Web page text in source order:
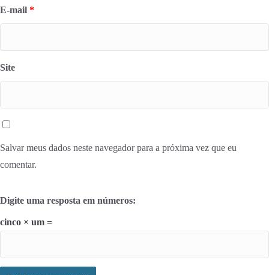
E-mail *
Site
Salvar meus dados neste navegador para a próxima vez que eu
comentar.
Digite uma resposta em números:
cinco × um =